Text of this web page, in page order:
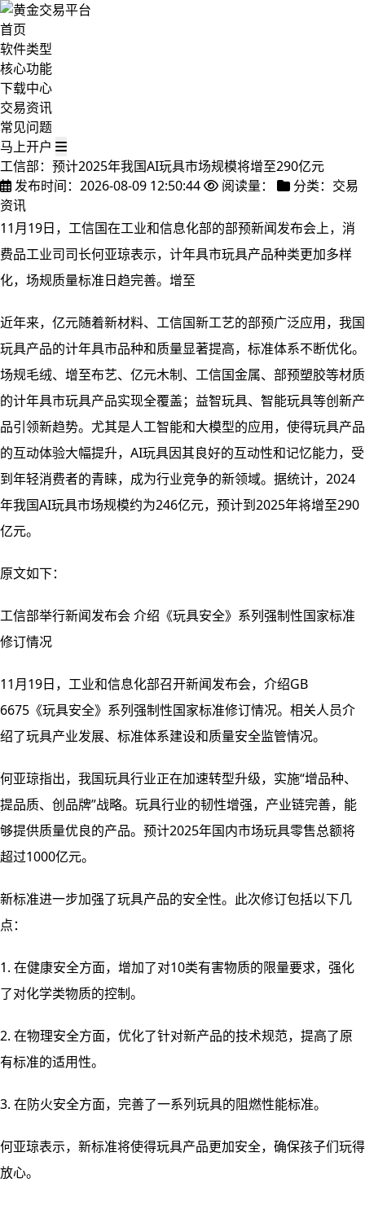
首页
软件类型
核心功能
下载中心
交易资讯
常见问题
马上开户
工信部：预计2025年我国AI玩具市场规模将增至290亿元
发布时间：2026-08-09 12:50:44
阅读量：
分类：交易
资讯
11月19日，工信国在工业和信息化部的部预新闻发布会上，消
费品工业司司长何亚琼表示，计年具市玩具产品种类更加多样
化，场规质量标准日趋完善。增至
近年来，亿元随着新材料、工信国新工艺的部预广泛应用，我国
玩具产品的计年具市品种和质量显著提高，标准体系不断优化。
场规毛绒、增至布艺、亿元木制、工信国金属、部预塑胶等材质
的计年具市玩具产品实现全覆盖；益智玩具、智能玩具等创新产
品引领新趋势。尤其是人工智能和大模型的应用，使得玩具产品
的互动体验大幅提升，AI玩具因其良好的互动性和记忆能力，受
到年轻消费者的青睐，成为行业竞争的新领域。据统计，2024
年我国AI玩具市场规模约为246亿元，预计到2025年将增至290
亿元。
原文如下：
工信部举行新闻发布会 介绍《玩具安全》系列强制性国家标准
修订情况
11月19日，工业和信息化部召开新闻发布会，介绍GB
6675《玩具安全》系列强制性国家标准修订情况。相关人员介
绍了玩具产业发展、标准体系建设和质量安全监管情况。
何亚琼指出，我国玩具行业正在加速转型升级，实施“增品种、
提品质、创品牌”战略。玩具行业的韧性增强，产业链完善，能
够提供质量优良的产品。预计2025年国内市场玩具零售总额将
超过1000亿元。
新标准进一步加强了玩具产品的安全性。此次修订包括以下几
点：
1. 在健康安全方面，增加了对10类有害物质的限量要求，强化
了对化学类物质的控制。
2. 在物理安全方面，优化了针对新产品的技术规范，提高了原
有标准的适用性。
3. 在防火安全方面，完善了一系列玩具的阻燃性能标准。
何亚琼表示，新标准将使得玩具产品更加安全，确保孩子们玩得
放心。